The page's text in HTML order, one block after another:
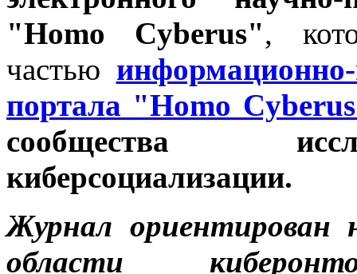
"Homo Cyberus",
частью информационно-
портала "Homo
сообщества
киберсоциализации.
Журнал ориентирован
области